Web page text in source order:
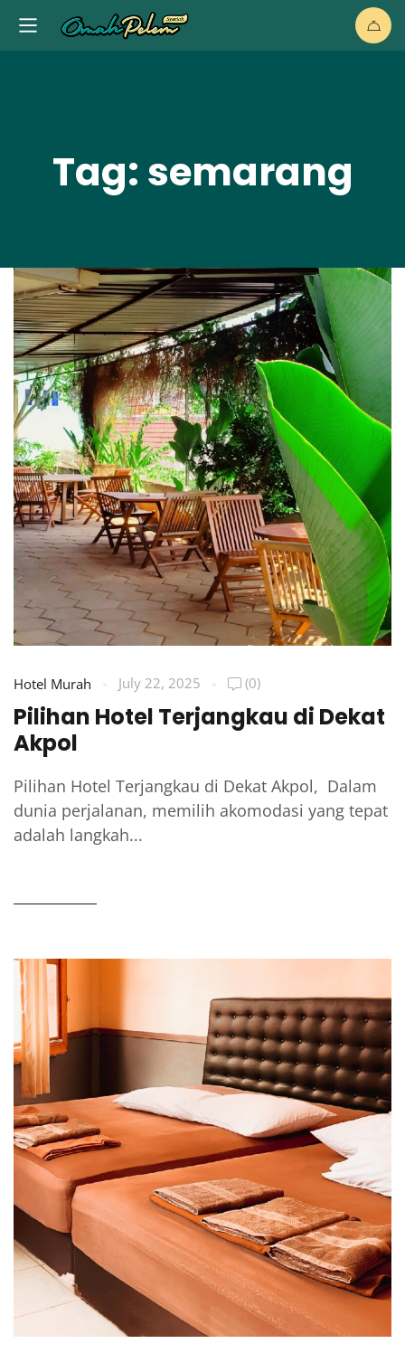
Tag: semarang
Hotel Murah July 22, 2025 (0)
Pilihan Hotel Terjangkau di Dekat
Akpol
Pilihan Hotel Terjangkau di Dekat Akpol, Dalam
dunia perjalanan, memilih akomodasi yang tepat
adalah langkah...